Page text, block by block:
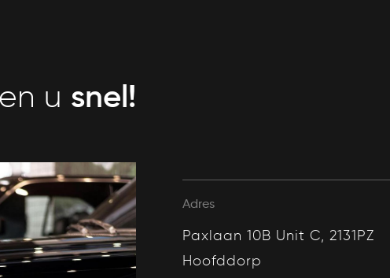
u snel!
Adres
Paxlaan 10B Unit C, 2131PZ
Hoofddorp